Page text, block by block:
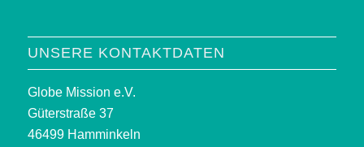
UNSERE KONTAKTDATEN
Globe Mission e.V.
Güterstraße 37
46499 Hamminkeln